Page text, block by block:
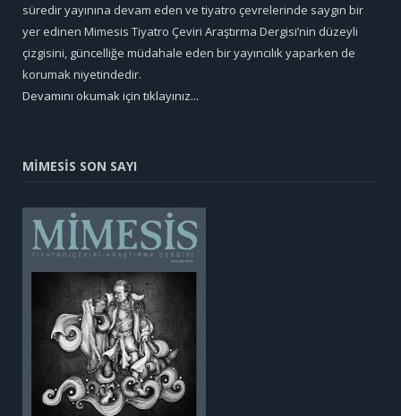
süredir yayınına devam eden ve tiyatro çevrelerinde saygın bir
yer edinen Mimesis Tiyatro Çeviri Araştırma Dergisi’nin düzeyli
çizgisini, güncelliğe müdahale eden bir yayıncılık yaparken de
korumak niyetindedir.
Devamını okumak için tıklayınız...
MİMESİS SON SAYI